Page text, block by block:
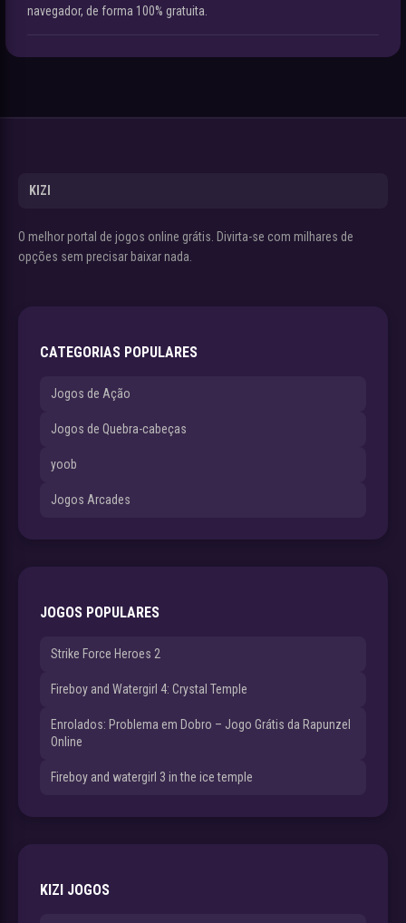
navegador, de forma 100% gratuita.
KIZI
O melhor portal de jogos online grátis. Divirta-se com milhares de
opções sem precisar baixar nada.
CATEGORIAS POPULARES
Jogos de Ação
Jogos de Quebra-cabeças
yoob
Jogos Arcades
JOGOS POPULARES
Strike Force Heroes 2
Fireboy and Watergirl 4: Crystal Temple
Enrolados: Problema em Dobro – Jogo Grátis da Rapunzel
Online
Fireboy and watergirl 3 in the ice temple
KIZI JOGOS